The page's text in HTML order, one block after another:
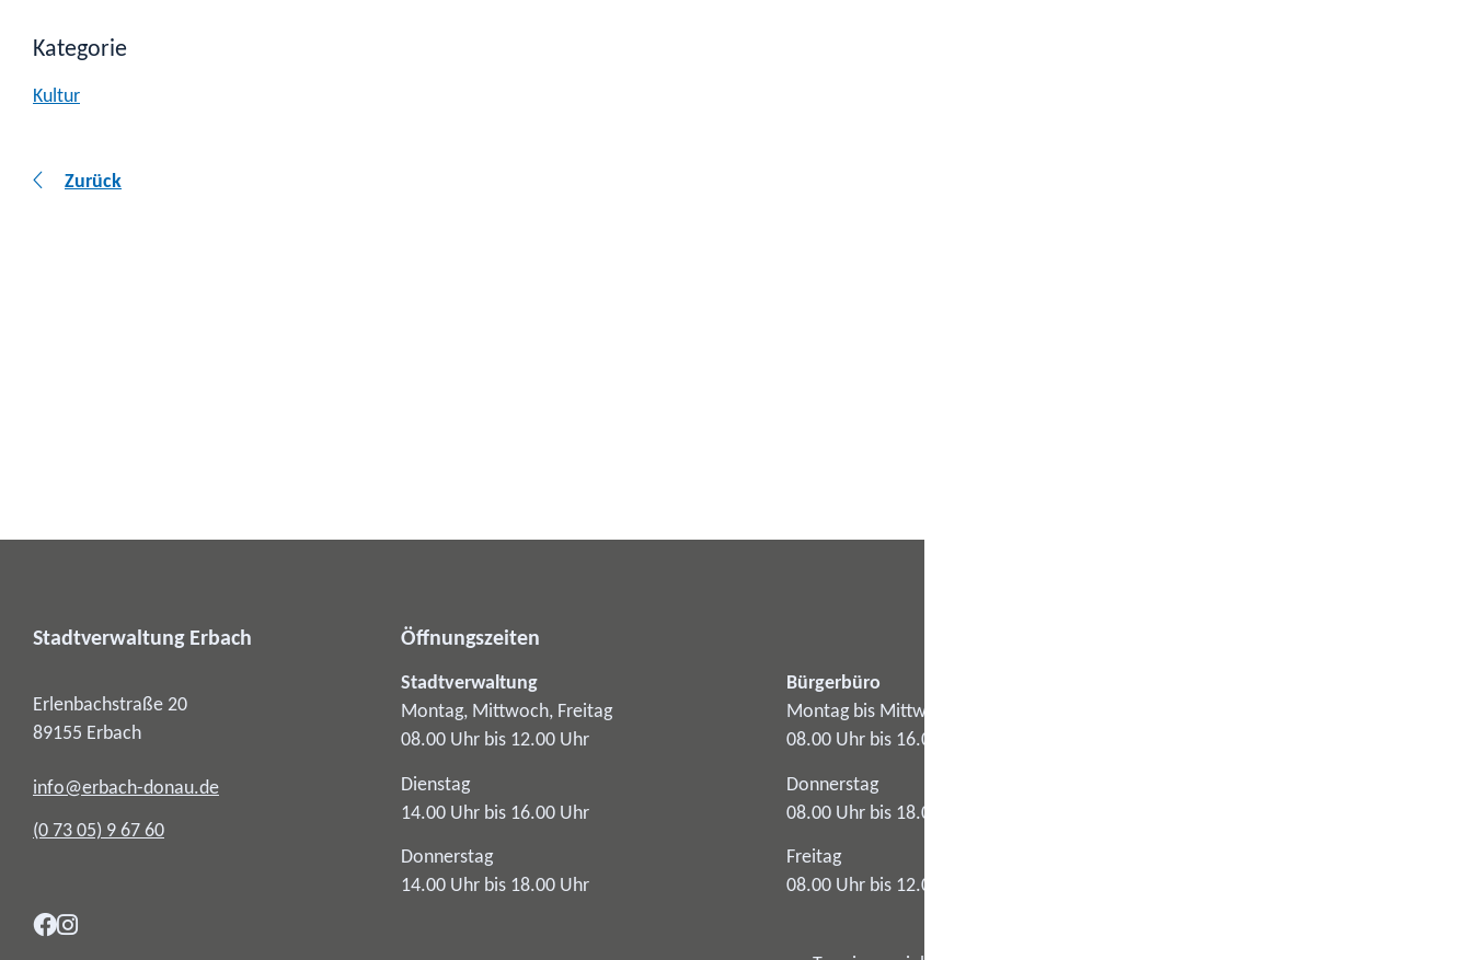
Kategorie
Kultur
Zurück
Stadtverwaltung Erbach
Erlenbachstraße 20
89155 Erbach
info@erbach-donau.de
(0 73 05) 9 67 60
Öffnungszeiten
Stadtverwaltung
Montag, Mittwoch, Freitag
08.00 Uhr bis 12.00 Uhr
Dienstag
14.00 Uhr bis 16.00 Uhr
Donnerstag
14.00 Uhr bis 18.00 Uhr
Bürgerbüro
Montag bis Mittwoch
08.00 Uhr bis 16.00 Uhr
Donnerstag
08.00 Uhr bis 18.00 Uhr
Freitag
08.00 Uhr bis 12.00 Uhr